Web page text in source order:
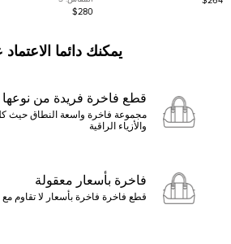
العنق مقاس صغير
$280
يمكنك دائما الاعتماد
قطع فاخرة فريدة من نوعها
مجموعة فاخرة واسعة النطاق حيث
والأزياء الراقية
فاخرة بأسعار معقولة
قطع فاخرة فاخرة بأسعار لا تقاوم